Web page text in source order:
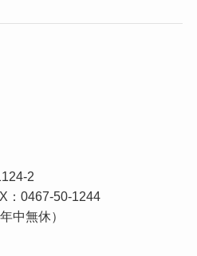
2
0467-50-1244
中無休）